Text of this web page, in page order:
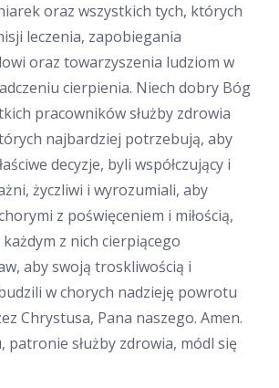
oraz wszystkich tych, których
leczenia, zapobiegania
oraz towarzyszenia ludziom w
cierpienia. Niech dobry Bóg
pracowników służby zdrowia
najbardziej potrzebują, aby
decyzje, byli współczujący i
życzliwi i wyrozumiali, aby
z poświęceniem i miłością,
z nich cierpiącego
aby swoją troskliwością i
w chorych nadzieję powrotu
Chrystusa, Pana naszego. Amen.
patronie służby zdrowia, módl się